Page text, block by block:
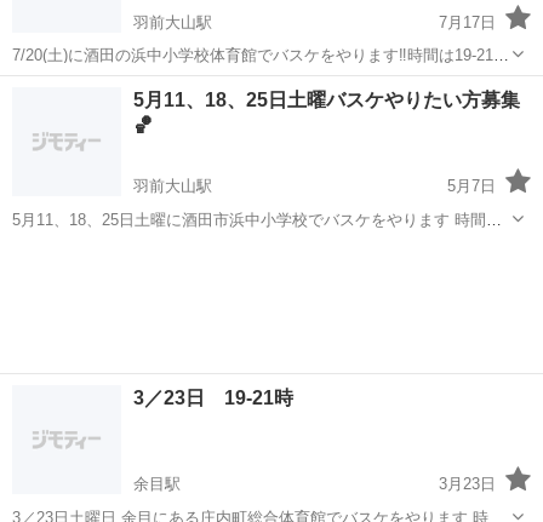
羽前大山駅
7月17日
7/20(土)に酒田の浜中小学校体育館でバスケをやります‼︎時間は19-21時
です〜 リングの高さは一般用でやります 初心者、女性、経験者と誰で
も楽しいバスケをしています‼︎人数制限はないので多くの参加者を募集
してます〜 会...
羽前大山駅 バスケットボール バスケ
5月11、18、25日土曜バスケやりたい方募集
🏀
羽前大山駅
5月7日
5月11、18、25日土曜に酒田市浜中小学校でバスケをやります 時間は
3／23日 19-21時
余目駅
3月23日
3／23日土曜日 余目にある庄内町総合体育館でバスケをやります 時間